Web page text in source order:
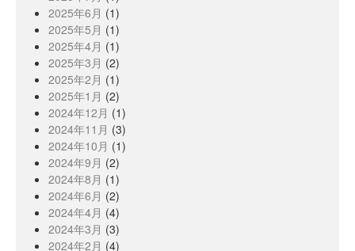
2025年6月 (1)
2025年5月 (1)
2025年4月 (1)
2025年3月 (2)
2025年2月 (1)
2025年1月 (2)
2024年12月 (1)
2024年11月 (3)
2024年10月 (1)
2024年9月 (2)
2024年8月 (1)
2024年6月 (2)
2024年4月 (4)
2024年3月 (3)
2024年2月 (4)